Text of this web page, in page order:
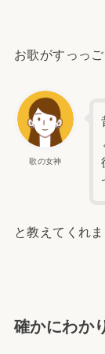
お歌がすっっ
歌の女神
と教えてくれ
確かにわか